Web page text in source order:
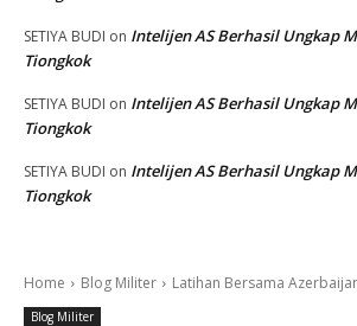
SETIYA BUDI on Intelijen AS Berhasil Ungkap
Tiongkok
SETIYA BUDI on Intelijen AS Berhasil Ungkap
Tiongkok
SETIYA BUDI on Intelijen AS Berhasil Ungkap
Tiongkok